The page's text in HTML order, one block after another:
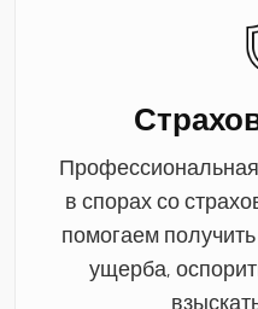
в спорах со
помогаем
ущерба,